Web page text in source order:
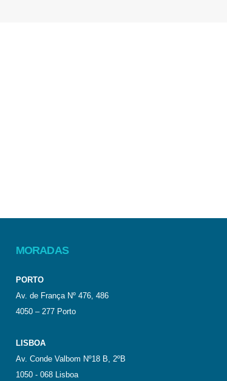
MORADAS
PORTO
Av. de França Nº 476, 486
4050 – 277 Porto
LISBOA
Av. Conde Valbom Nº18 B, 2ºB
1050 - 068 Lisboa